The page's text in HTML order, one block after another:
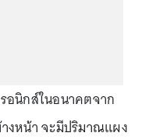
อนิกส์ในอนาคตจาก
างหน้า จะมีปริมาณแผง